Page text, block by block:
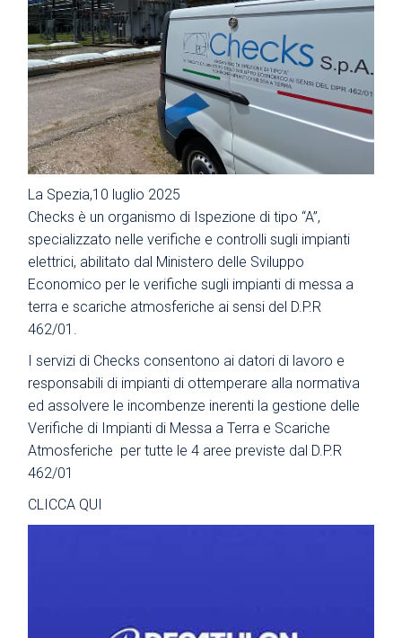
La Spezia,10 luglio 2025
Checks è un organismo di Ispezione di tipo “A”,
specializzato nelle verifiche e controlli sugli impianti
elettrici, abilitato dal Ministero delle Sviluppo
Economico per le verifiche sugli impianti di messa a
terra e scariche atmosferiche ai sensi del D.P.R
462/01.
I servizi di Checks consentono ai datori di lavoro e
responsabili di impianti di ottemperare alla normativa
ed assolvere le incombenze inerenti la gestione delle
Verifiche di Impianti di Messa a Terra e Scariche
Atmosferiche per tutte le 4 aree previste dal D.P.R
462/01
CLICCA QUI